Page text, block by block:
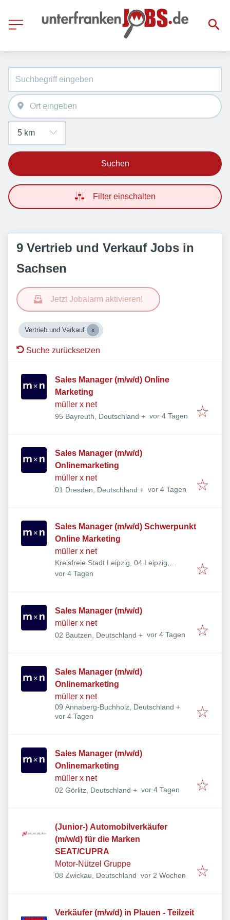
Suchen
Filter einschalten
9 Vertrieb und Verkauf Jobs in
Sachsen
Jetzt Jobalarm aktivieren!
Vertrieb und Verkauf
Suche zurücksetzen
Sales Manager (m/w/d) Online
Marketing
müller x net
95 Bayreuth, Deutschland + Veröffentlicht
vor 4 Tagen
Sales Manager (m/w/d)
Onlinemarketing
müller x net
01 Dresden, Deutschland + Veröffentlicht
vor 4 Tagen
Sales Manager (m/w/d) Schwerpunkt
Online Marketing
müller x net
Kreisfreie Stadt Leipzig, 04 Leipzig,
Deutschland
Veröffentlicht
vor 4 Tagen
Sales Manager (m/w/d)
müller x net
02 Bautzen, Deutschland + Veröffentlicht
vor 4 Tagen
Sales Manager (m/w/d)
Onlinemarketing
müller x net
09 Annaberg-Buchholz, Deutschland +
Veröffentlicht
vor 4 Tagen
Sales Manager (m/w/d)
Onlinemarketing
müller x net
02 Görlitz, Deutschland + Veröffentlicht
vor 4 Tagen
(Junior-) Automobilverkäufer
(m/w/d) für die Marken
SEAT/CUPRA
Motor-Nützel Gruppe
08 Zwickau, Deutschland Veröffentlicht:
vor 2 Wochen
Verkäufer (m/w/d) in Plauen - Teilzeit